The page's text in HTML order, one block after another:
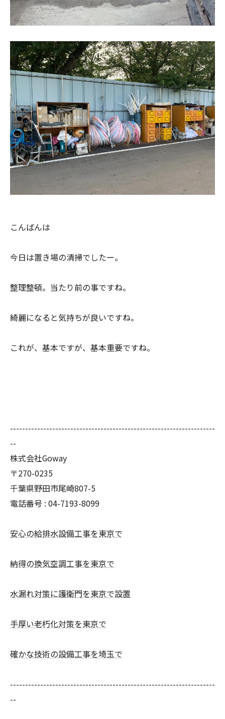
こんばんは
今日は置き場の清掃でしたー。
整理整頓。当たり前の事ですね。
綺麗になると気持ちが良いですね。
これが、基本ですが、基本重要ですね。
--------------------------------------------------------------------
--
株式会社Goway
〒270-0235
千葉県野田市尾崎807-5
電話番号 : 04-7193-8099
安心の給排水設備工事を東京で
納得の換気空調工事を東京で
水漏れ対策に護衛門を東京で設置
手厚い老朽化対策を東京で
確かな技術の設備工事を埼玉で
--------------------------------------------------------------------
--